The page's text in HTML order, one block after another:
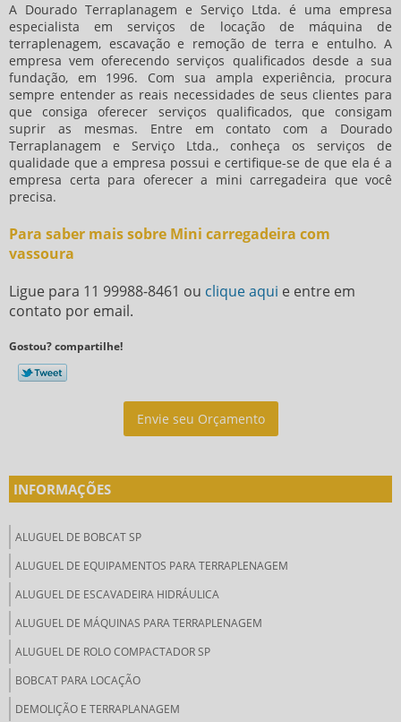
A Dourado Terraplanagem e Serviço Ltda. é uma empresa
especialista em serviços de locação de máquina de
terraplenagem, escavação e remoção de terra e entulho. A
empresa vem oferecendo serviços qualificados desde a sua
fundação, em 1996. Com sua ampla experiência, procura
sempre entender as reais necessidades de seus clientes para
que consiga oferecer serviços qualificados, que consigam
suprir as mesmas. Entre em contato com a Dourado
Terraplanagem e Serviço Ltda., conheça os serviços de
qualidade que a empresa possui e certifique-se de que ela é a
empresa certa para oferecer a mini carregadeira que você
precisa.
Para saber mais sobre Mini carregadeira com
vassoura
Ligue para 11 99988-8461 ou clique aqui e entre em
contato por email.
Gostou? compartilhe!
Envie seu Orçamento
INFORMAÇÕES
ALUGUEL DE BOBCAT SP
ALUGUEL DE EQUIPAMENTOS PARA TERRAPLENAGEM
ALUGUEL DE ESCAVADEIRA HIDRÁULICA
ALUGUEL DE MÁQUINAS PARA TERRAPLENAGEM
ALUGUEL DE ROLO COMPACTADOR SP
BOBCAT PARA LOCAÇÃO
DEMOLIÇÃO E TERRAPLANAGEM